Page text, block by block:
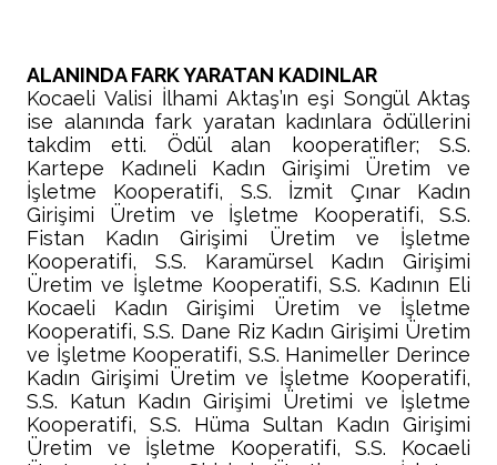
ALANINDA FARK YARATAN KADINLAR
Kocaeli Valisi İlhami Aktaş’ın eşi Songül Aktaş
ise alanında fark yaratan kadınlara ödüllerini
takdim etti. Ödül alan kooperatifler; S.S.
Kartepe Kadıneli Kadın Girişimi Üretim ve
İşletme Kooperatifi, S.S. İzmit Çınar Kadın
Girişimi Üretim ve İşletme Kooperatifi, S.S.
Fistan Kadın Girişimi Üretim ve İşletme
Kooperatifi, S.S. Karamürsel Kadın Girişimi
Üretim ve İşletme Kooperatifi, S.S. Kadının Eli
Kocaeli Kadın Girişimi Üretim ve İşletme
Kooperatifi, S.S. Dane Riz Kadın Girişimi Üretim
ve İşletme Kooperatifi, S.S. Hanimeller Derince
Kadın Girişimi Üretim ve İşletme Kooperatifi,
S.S. Katun Kadın Girişimi Üretimi ve İşletme
Kooperatifi, S.S. Hüma Sultan Kadın Girişimi
Üretim ve İşletme Kooperatifi, S.S. Kocaeli